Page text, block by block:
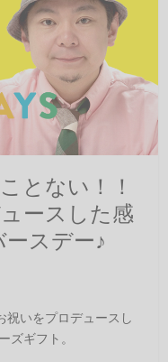
とない！！
ースした感
スデー♪
祝いをプロデュースし
ズギフト。